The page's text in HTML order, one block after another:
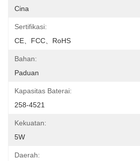
Cina
Sertifikasi:
CE、FCC、RoHS
Bahan:
Paduan
Kapasitas Baterai:
258-4521
Kekuatan:
5W
Daerah: